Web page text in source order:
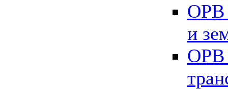
ОРВ
и
ОРВ